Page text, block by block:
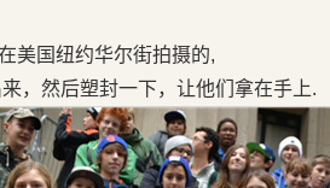
美国纽约华尔街拍摄的,
，然后塑封一下，让他们拿在手上.